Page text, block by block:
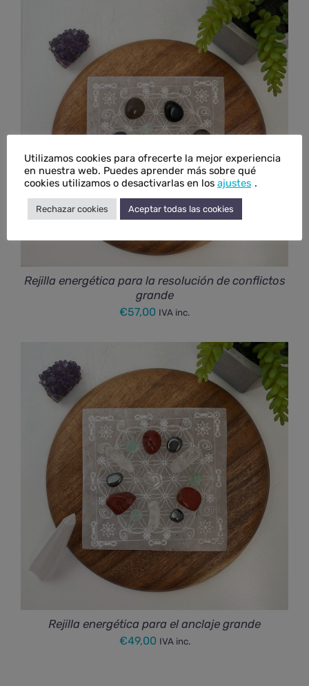
Rejilla energética para la resolución de conflictos
grande
€57,00 IVA inc.
Rejilla energética para el anclaje grande
€49,00 IVA inc.
Utilizamos cookies para ofrecerte la mejor experiencia
en nuestra web. Puedes aprender más sobre qué
cookies utilizamos o desactivarlas en los ajustes .
Rechazar cookies Aceptar todas las cookies